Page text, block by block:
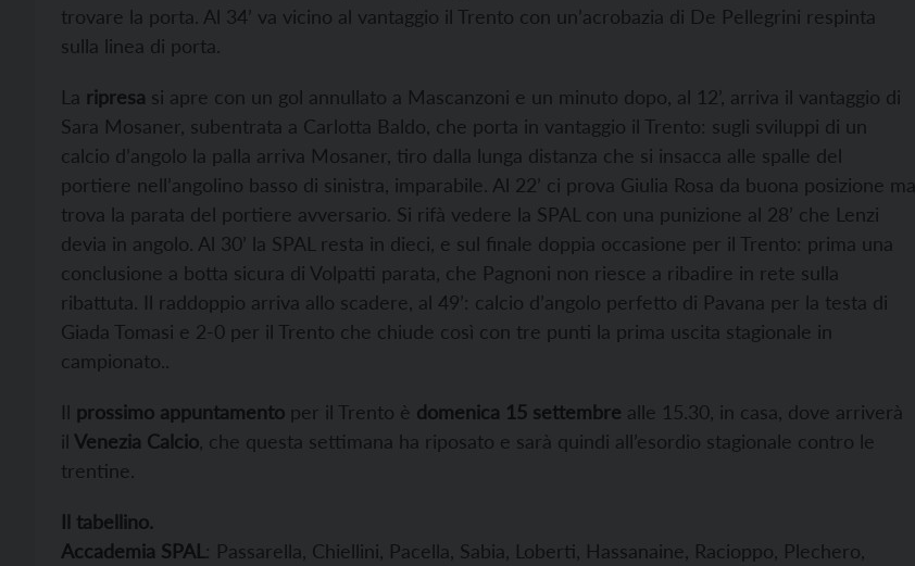
trovare la porta. Al 34’ va vicino al vantaggio il Trento con un’acrobazia di De Pellegrini respinta
sulla linea di porta.
La ripresa si apre con un gol annullato a Mascanzoni e un minuto dopo, al 12’, arriva il vantaggio di
Sara Mosaner, subentrata a Carlotta Baldo, che porta in vantaggio il Trento: sugli sviluppi di un
calcio d’angolo la palla arriva Mosaner, tiro dalla lunga distanza che si insacca alle spalle del
portiere nell’angolino basso di sinistra, imparabile. Al 22’ ci prova Giulia Rosa da buona posizione ma
trova la parata del portiere avversario. Si rifà vedere la SPAL con una punizione al 28’ che Lenzi
devia in angolo. Al 30’ la SPAL resta in dieci, e sul finale doppia occasione per il Trento: prima una
conclusione a botta sicura di Volpatti parata, che Pagnoni non riesce a ribadire in rete sulla
ribattuta. Il raddoppio arriva allo scadere, al 49’: calcio d’angolo perfetto di Pavana per la testa di
Giada Tomasi e 2-0 per il Trento che chiude così con tre punti la prima uscita stagionale in
campionato..
Il prossimo appuntamento per il Trento è domenica 15 settembre alle 15.30, in casa, dove arriverà
il Venezia Calcio , che questa settimana ha riposato e sarà quindi all’esordio stagionale contro le
trentine.
Il tabellino.
Accademia SPAL : Passarella, Chiellini, Pacella, Sabia, Loberti, Hassanaine, Racioppo, Plechero,